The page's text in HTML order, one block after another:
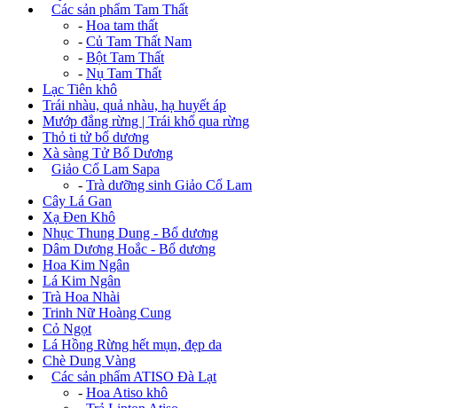
Các sản phẩm Tam Thất
- Hoa tam thất
- Củ Tam Thất Nam
- Bột Tam Thất
- Nụ Tam Thất
Lạc Tiên khô
Trái nhàu, quả nhàu, hạ huyết áp
Mướp đắng rừng | Trái khổ qua rừng
Thỏ ti tử bổ dương
Xà sàng Tử Bổ Dương
Giảo Cổ Lam Sapa
- Trà dưỡng sinh Giảo Cổ Lam
Cây Lá Gan
Xạ Đen Khô
Nhục Thung Dung - Bổ dương
Dâm Dương Hoắc - Bổ dương
Hoa Kim Ngân
Lá Kim Ngân
Trà Hoa Nhài
Trinh Nữ Hoàng Cung
Cỏ Ngọt
Lá Hồng Rừng hết mụn, đẹp da
Chè Dung Vàng
Các sản phẩm ATISO Đà Lạt
- Hoa Atiso khô